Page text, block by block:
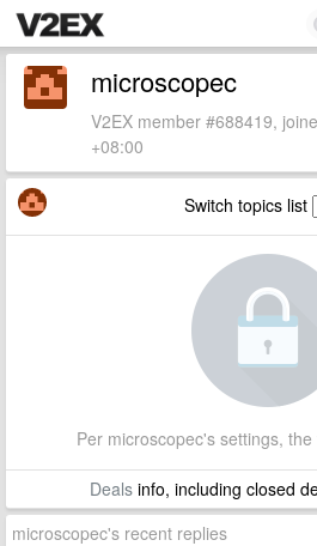
microscopec
V2EX member #688419,
+08:00
Switch topics list
Per microscopec's settings,
Dealsinfo, including closed
microscopec's recent replies